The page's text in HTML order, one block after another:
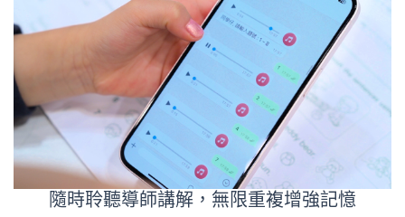
隨時聆聽導師講解，無限重複增強記憶